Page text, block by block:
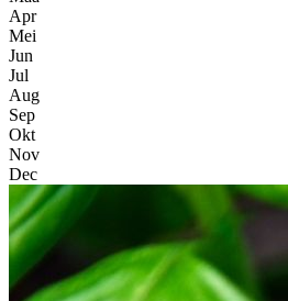
Apr
Mei
Jun
Jul
Aug
Sep
Okt
Nov
Dec